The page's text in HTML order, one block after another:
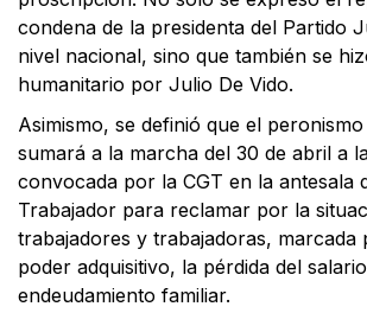
condena de la presidenta del Partido
nivel nacional, sino que también se
humanitario por Julio De Vido.
Asimismo, se definió que el
sumará a la marcha del 30 de abril a
convocada por la CGT en la antesala
Trabajador para reclamar por la
trabajadores y trabajadoras, marcada
poder adquisitivo, la pérdida del
endeudamiento familiar.